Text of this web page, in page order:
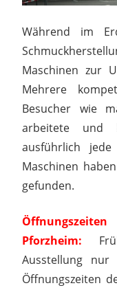
Während im
Maschinen zur
Mehrere
Besucher wie
arbeitete und
ausführlich
Maschinen
gefunden.
Pforzheim:
Ausstellung
Öffnungszeiten